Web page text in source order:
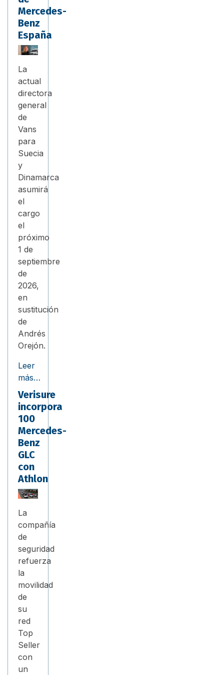
Mercedes-
Benz
España
La
actual
directora
general
de
Vans
para
Suecia
y
Dinamarca
asumirá
el
cargo
el
próximo
1 de
septiembre
de
2026,
en
sustitución
de
Andrés
Orejón.
Leer
más…
Verisure
incorpora
100
Mercedes-
Benz
GLC
con
Athlon
La
compañía
de
seguridad
refuerza
la
movilidad
de
su
red
Top
Seller
con
un